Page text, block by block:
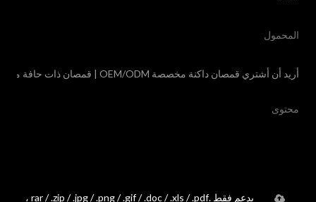
يدعم فقط .rar / .zip / .jpg / .png / .gif / .doc / .xls / .pdf ،